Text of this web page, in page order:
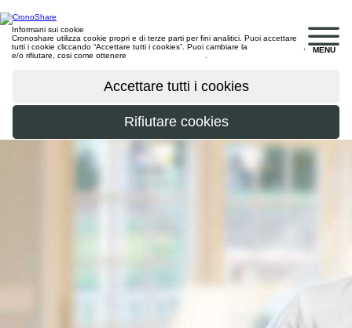
MENU
Informani sui cookie
Cronoshare utilizza cookie propri e di terze parti per fini analitici. Puoi accettare
tutti i cookie cliccando “Accettare tutti i cookies”. Puoi cambiare la
e/o rifiutare, cosi come ottenere